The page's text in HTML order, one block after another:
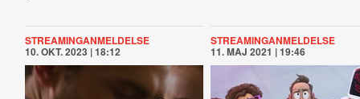
STREAMINGANMELDELSE
10. OKT. 2023 | 18:12
STREAMINGANMELDELSE
11. MAJ 2021 | 19:46